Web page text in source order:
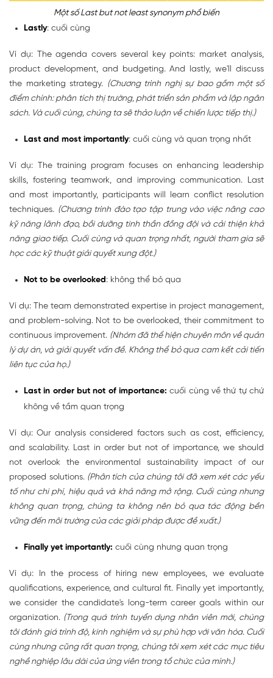
Một số Last but not least synonym phổ biến
Lastly: cuối cùng
Ví dụ: The agenda covers several key points: market analysis,
product development, and budgeting. And lastly, we'll discuss
the marketing strategy. (Chương trình nghị sự bao gồm một số
điểm chính: phân tích thị trường, phát triển sản phẩm và lập ngân
sách. Và cuối cùng, chúng ta sẽ thảo luận về chiến lược tiếp thị.)
Last and most importantly: cuối cùng và quan trọng nhất
Ví dụ: The training program focuses on enhancing leadership
skills, fostering teamwork, and improving communication. Last
and most importantly, participants will learn conflict resolution
techniques. (Chương trình đào tạo tập trung vào việc nâng cao
kỹ năng lãnh đạo, bồi dưỡng tinh thần đồng đội và cải thiện khả
năng giao tiếp. Cuối cùng và quan trọng nhất, người tham gia sẽ
học các kỹ thuật giải quyết xung đột.)
Not to be overlooked: không thể bỏ qua
Ví dụ: The team demonstrated expertise in project management,
and problem-solving. Not to be overlooked, their commitment to
continuous improvement. (Nhóm đã thể hiện chuyên môn về quản
lý dự án, và giải quyết vấn đề. Không thể bỏ qua cam kết cải tiến
liên tục của họ.)
Last in order but not of importance: cuối cùng về thứ tự chứ
không về tầm quan trọng
Ví dụ: Our analysis considered factors such as cost, efficiency,
and scalability. Last in order but not of importance, we should
not overlook the environmental sustainability impact of our
proposed solutions.(Phân tích của chúng tôi đã xem xét các yếu
tố như chi phí, hiệu quả và khả năng mở rộng. Cuối cùng nhưng
không quan trọng, chúng ta không nên bỏ qua tác động bền
vững đến môi trường của các giải pháp được đề xuất.)
Finally yet importantly: cuối cùng nhưng quan trọng
Ví dụ: In the process of hiring new employees, we evaluate
qualifications, experience, and cultural fit. Finally yet importantly,
we consider the candidate's long-term career goals within our
organization. (Trong quá trình tuyển dụng nhân viên mới, chúng
tôi đánh giá trình độ, kinh nghiệm và sự phù hợp với văn hóa. Cuối
cùng nhưng cũng rất quan trọng, chúng tôi xem xét các mục tiêu
nghề nghiệp lâu dài của ứng viên trong tổ chức của mình.)